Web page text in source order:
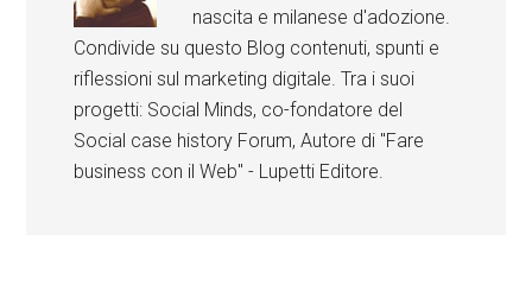
nascita e milanese d'adozione.
Condivide su questo Blog contenuti, spunti e
riflessioni sul marketing digitale. Tra i suoi
progetti: Social Minds, co-fondatore del
Social case history Forum, Autore di "Fare
business con il Web" - Lupetti Editore.